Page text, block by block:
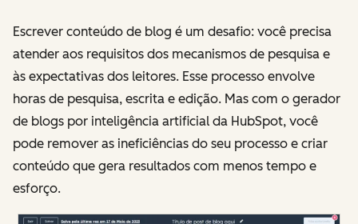
Escrever conteúdo de blog é um desafio: você precisa
atender aos requisitos dos mecanismos de pesquisa e
às expectativas dos leitores. Esse processo envolve
horas de pesquisa, escrita e edição. Mas com o gerador
de blogs por inteligência artificial da HubSpot, você
pode remover as ineficiências do seu processo e criar
conteúdo que gera resultados com menos tempo e
esforço.